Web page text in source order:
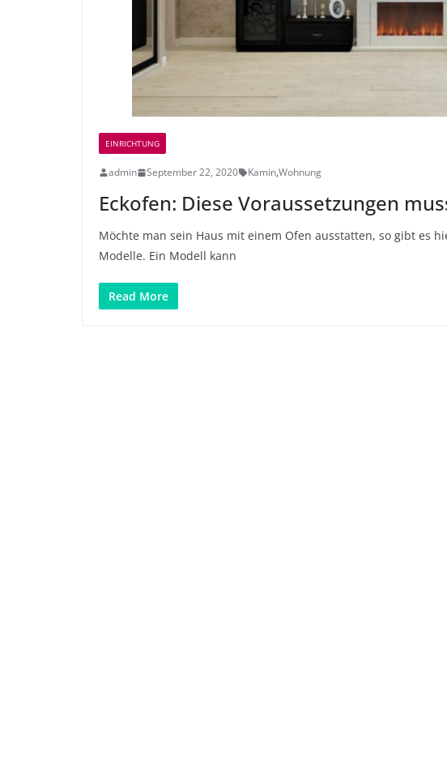
EINRICHTUNG
admin September 22, 2020 Kamin,Wohnung
Eckofen: Diese Voraussetzungen
Möchte man sein Haus mit einem Ofen ausstatten, so gibt es
Modelle. Ein Modell kann
Read More